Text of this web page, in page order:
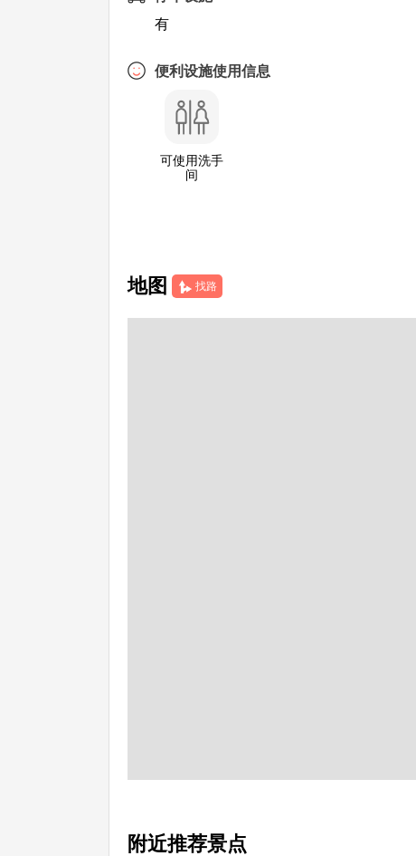
有
便利设施使用信息
可使用洗手
间
地图 找路
附近推荐景点